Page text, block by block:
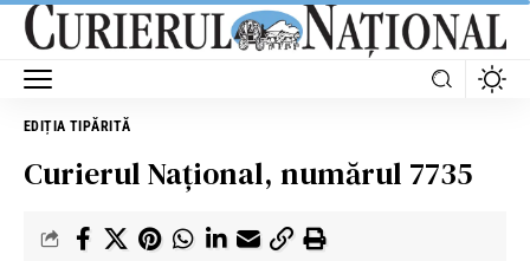
EDIȚIA TIPĂRITĂ
Curierul Național, numărul 7735